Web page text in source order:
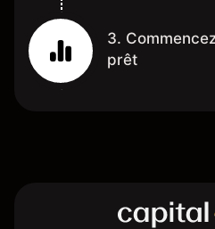
3.
prêt